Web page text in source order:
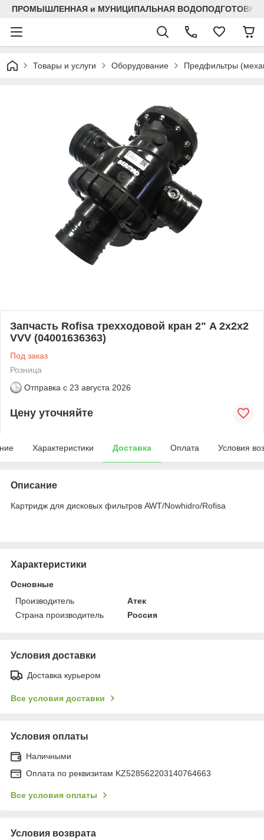
ПРОМЫШЛЕННАЯ и МУНИЦИПАЛЬНАЯ ВОДОПОДГОТОВКА
Товары и услуги Оборудование Предфильтры
Запчасть Rofisa трехходовой кран 2" A 2x2x2
VVV (04001636363)
Под заказ
Розница
Отправка с 23 августа 2026
Цену уточняйте
Характеристики Доставка Оплата Условия
Описание
Картридж для дисковых фильтров AWT/Nowhidro/Rofisa
Характеристики
Основные
Производитель
Атек
Страна производитель
Россия
Условия доставки
Доставка курьером
Все условия доставки
Условия оплаты
Наличными
Оплата по реквизитам KZ528562203140764663
Все условия оплаты
Условия возврата